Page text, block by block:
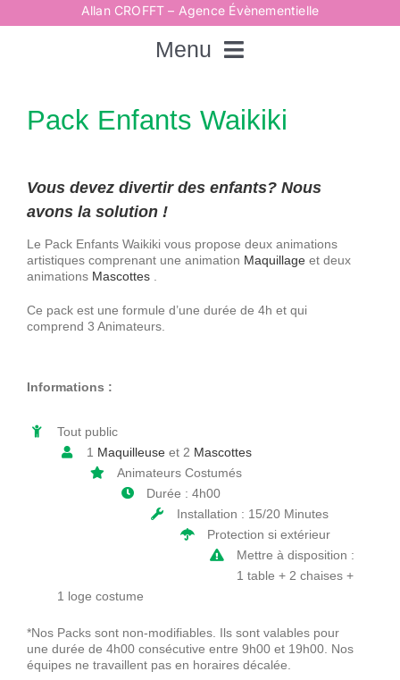
au
Allan CROFFT – Agence Évènementielle
Menu
Rechercher:
Accueil
Spectacles
Devis
Accès Pro
Pack Enfants Waikiki
Vous devez divertir des enfants? Nous
avons la solution !
Le Pack Enfants Waikiki vous propose deux animations
artistiques comprenant une animation Maquillageet deux
animations Mascottes
Ce pack est une formule d’une durée de 4h et qui
comprend 3 Animateurs.
Informations :
Tout public
1 Maquilleuse et 2 Mascottes
Animateurs Costumés
Durée : 4h00
Installation : 15/20 Minutes
Protection si extérieur
Mettre à disposition :
1 table + 2 chaises +
1 loge costume
*Nos Packs sont non-modifiables. Ils sont valables pour
une durée de 4h00 consécutive entre 9h00 et 19h00. Nos
équipes ne travaillent pas en horaires décalée.